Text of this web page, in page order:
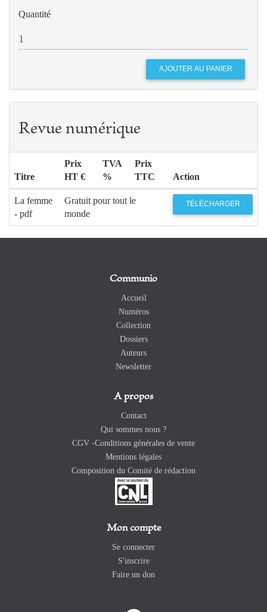
Quantité
Revue numérique
Titre
Prix
HT €
TVA
%
Prix
TTC
Action
La femme
- pdf
Gratuit pour tout le
monde
TÉLÉCHARGER
Communio
Accueil
Numéros
Collection
Dossiers
Auteurs
Newsletter
A propos
Contact
Qui sommes nous ?
CGV -Conditions générales de vente
Mentions légales
Composition du Comité de rédaction
Mon compte
Se connecter
S'inscrire
Faire un don